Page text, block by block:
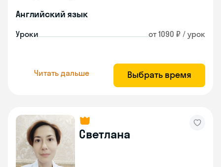
Английский язык
Уроки от 1090 ₽ / урок
Читать дальше Выбрать время
Светлана